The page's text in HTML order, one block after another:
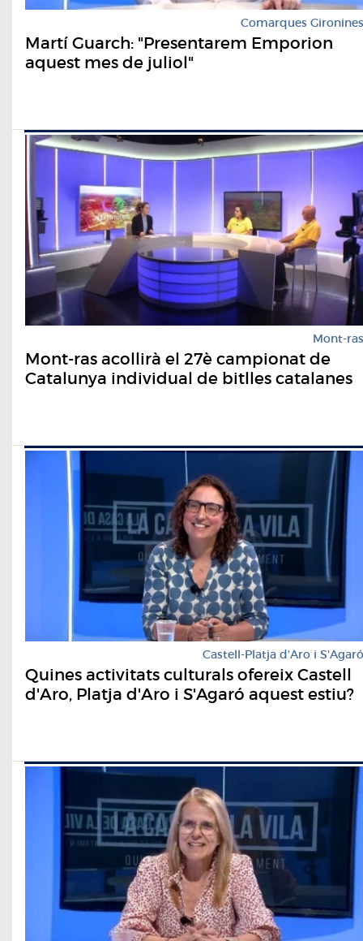
Comarques Gironines
Martí Guarch: "Presentarem Emporion
aquest mes de juliol"
Mont-ras
Mont-ras acollirà el 27è campionat de
Catalunya individual de bitlles catalanes
Castell-Platja d'Aro i S'Agaró
Quines activitats culturals ofereix Castell
d'Aro, Platja d'Aro i S'Agaró aquest estiu?